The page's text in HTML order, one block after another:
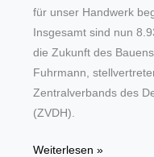
für unser Handwerk
Insgesamt sind nun
die Zukunft des
Fuhrmann,
Zentralverbands des
(ZVDH).
Dachdeckerhandwerk:
Weiterlesen »